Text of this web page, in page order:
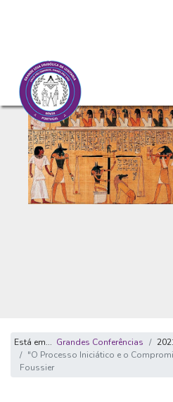
Está em... Grandes Conferências
"O Processo Iniciático e o
Foussier